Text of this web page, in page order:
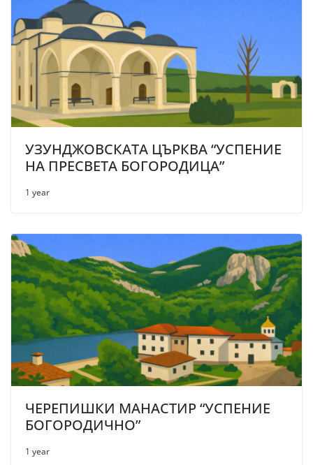
УЗУНДЖОВСКАТА ЦЪРКВА “УСПЕНИЕ
НА ПРЕСВЕТА БОГОРОДИЦА”
1 year
ЧЕРЕПИШКИ МАНАСТИР “УСПЕНИЕ
БОГОРОДИЧНО”
1 year